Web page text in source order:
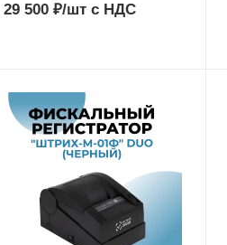
29 500 ₽/шт с НДС